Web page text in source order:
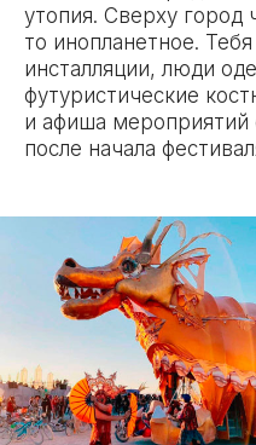
утопия. Сверху город
то инопланетное.
инсталляции, люди
футуристические
и афиша мероприятий
после начала